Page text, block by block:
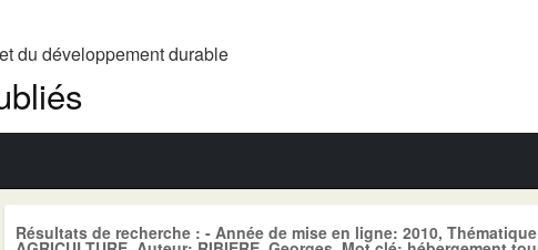
du développement durable
Résultats de recherche : - Année de mise en ligne: 2010,